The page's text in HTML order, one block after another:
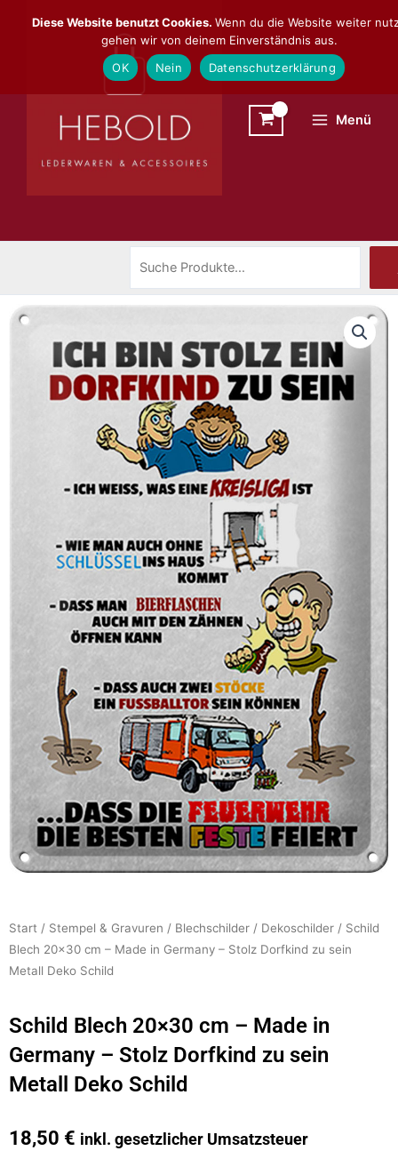
Inhalt
Menü
Start / Stempel & Gravuren / Blechschilder / Dekoschilder / Schild
Blech 20×30 cm – Made in Germany – Stolz Dorfkind zu sein
Metall Deko Schild
Schild Blech 20×30 cm – Made in
Germany – Stolz Dorfkind zu sein
Metall Deko Schild
18,50 € inkl. gesetzlicher Umsatzsteuer
Diese Website benutzt Cookies. Wenn du die Website weiter
gehen wir von deinem Einverständnis aus.
OK
Nein Datenschutzerklärung